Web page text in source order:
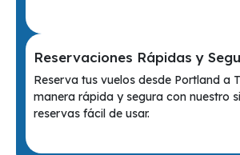
Reservaciones Rápidas y
Reserva tus vuelos desde Portland a
manera rápida y segura con nuestro
reservas fácil de usar.